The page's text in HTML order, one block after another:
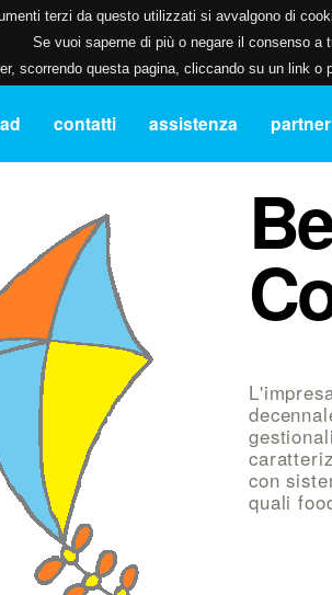
terzi da questo utilizzati si avvalgono di
Se vuoi saperne di più o negare il consenso
scorrendo questa pagina, cliccando su un link
contatti assistenza partner
con
quali